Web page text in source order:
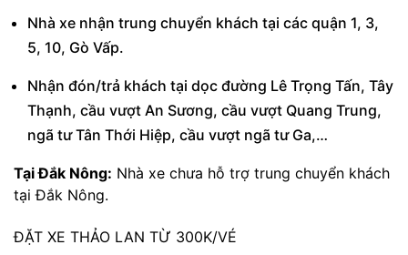
Nhà xe nhận trung chuyển khách tại các quận 1, 3,
5, 10, Gò Vấp.
Nhận đón/trả khách tại dọc đường Lê Trọng Tấn, Tây
Thạnh, cầu vượt An Sương, cầu vượt Quang Trung,
ngã tư Tân Thới Hiệp, cầu vượt ngã tư Ga,…
Tại Đắk Nông: Nhà xe chưa hỗ trợ trung chuyển khách
tại Đắk Nông.
ĐẶT XE THẢO LAN TỪ 300K/VÉ